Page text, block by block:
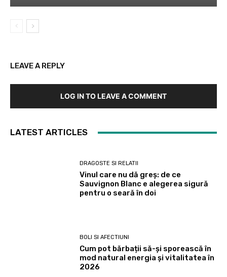
LEAVE A REPLY
LOG IN TO LEAVE A COMMENT
LATEST ARTICLES
DRAGOSTE SI RELATII
Vinul care nu dă greș: de ce
Sauvignon Blanc e alegerea sigură
pentru o seară în doi
BOLI SI AFECTIUNI
Cum pot bărbații să-și sporească în
mod natural energia și vitalitatea în
2026